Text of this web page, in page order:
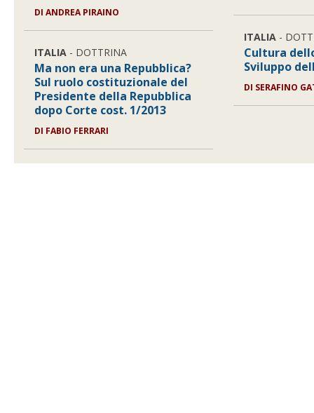
DI ANDREA PIRAINO
ITALIA - DOTTRINA
Ma non era una Repubblica?
Sul ruolo costituzionale del
Presidente della Repubblica
dopo Corte cost. 1/2013
DI FABIO FERRARI
ITALIA -
Cultura
Sviluppo
DI SERAFINO